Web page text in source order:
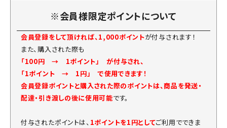
※会員様限定ポイントについて
会員登録をして頂ければ、1,000ポイントが付与されます！
また、購入された際も
「100円 → 1ポイント」 が付与され、
「1ポイント → 1円」 で使用できます！
会員登録ポイントと購入された際のポイントは、商品を発送・
配達・引き渡しの後に使用可能です。
付与されたポイントは、 1ポイントを1円としてご利用でできま